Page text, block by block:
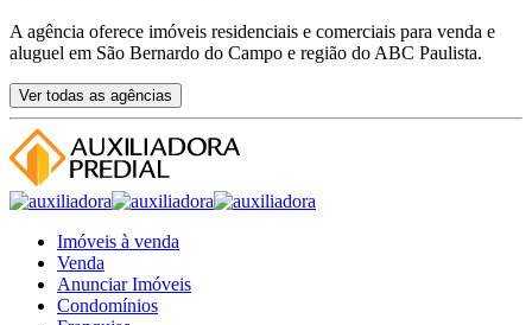
A agência oferece imóveis residenciais e comerciais para venda e
aluguel em São Bernardo do Campo e região do ABC Paulista.
Ver todas as agências
Imóveis à venda
Venda
Anunciar Imóveis
Condomínios